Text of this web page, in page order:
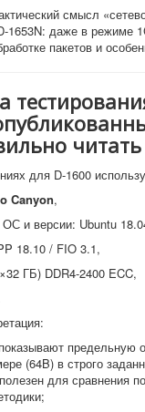
смысл
1653N: даже в режиме
пакетов и
читать
для D-1600
Canyon,
и версии: Ubuntu
18.10 / FIO 3.1,
ГБ) DDR4-2400 ECC,
показывают предельную
(64B) в строго
для сравнения